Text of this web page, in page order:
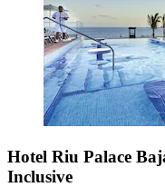
Hotel Riu Palace
Inclusive